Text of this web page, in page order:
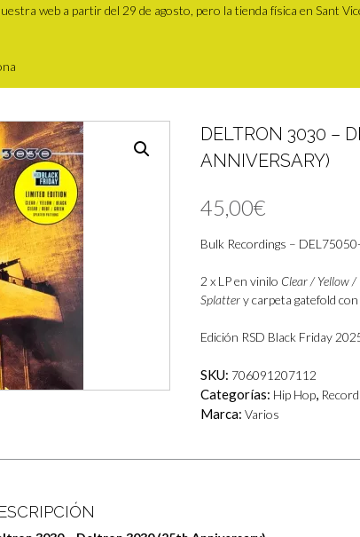
web a partir del 29 de agosto, pero la tienda física en Sant
DELTRON 3030 –
ANNIVERSARY)
45,00€
Bulk Recordings –
2 x LP en vinilo Clear / Yellow
Splattery carpeta gatefold
Edición RSD Black Friday
SKU: 706091207112
Categorías: Hip Hop,
Marca: Varios